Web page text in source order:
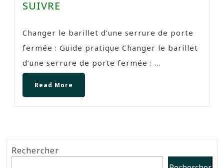
SUIVRE
Changer le barillet d’une serrure de porte
fermée : Guide pratique Changer le barillet
d’une serrure de porte fermée : ...
Read More
Rechercher